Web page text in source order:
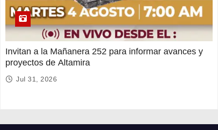
Invitan a la Mañanera 252 para informar avances y
proyectos de Altamira
Jul 31, 2026